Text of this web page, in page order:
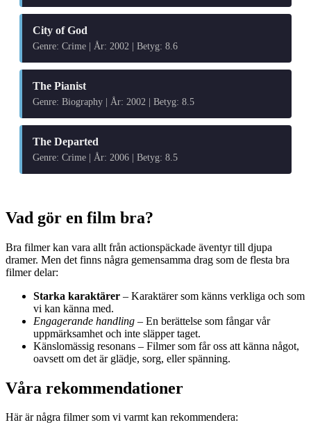
City of God
Genre: Crime | År: 2002 | Betyg: 8.6
The Pianist
Genre: Biography | År: 2002 | Betyg: 8.5
The Departed
Genre: Crime | År: 2006 | Betyg: 8.5
Vad gör en film bra?
Bra filmer kan vara allt från actionspäckade äventyr till djupa
dramer. Men det finns några gemensamma drag som de flesta bra
filmer delar:
Starka karaktärer – Karaktärer som känns verkliga och som
vi kan känna med.
Engagerande handling – En berättelse som fångar vår
uppmärksamhet och inte släpper taget.
Känslomässig resonans – Filmer som får oss att känna något,
oavsett om det är glädje, sorg, eller spänning.
Våra rekommendationer
Här är några filmer som vi varmt kan rekommendera: